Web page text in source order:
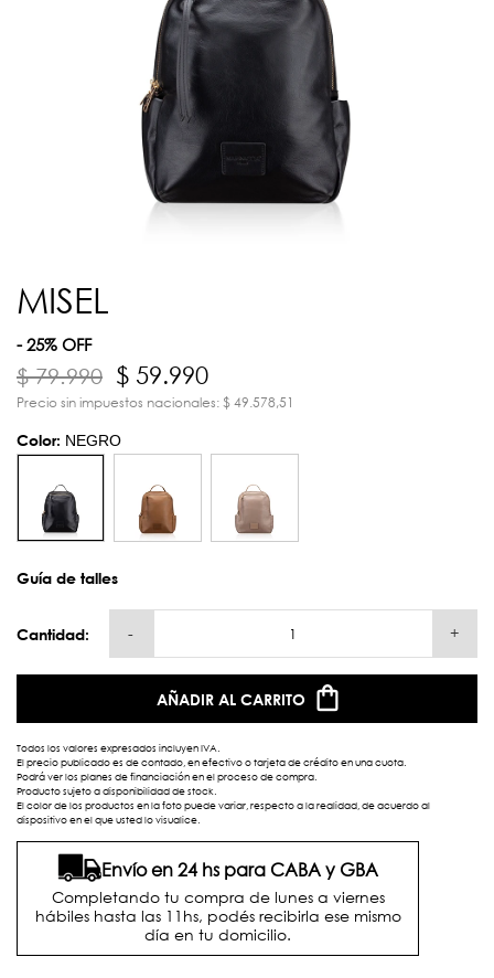
MISEL
- 25% OFF
$ 79.990 $ 59.990
Precio sin impuestos nacionales: $ 49.578,51
Color: NEGRO
Guía de talles
Cantidad: - +
AÑADIR AL CARRITO
Todos los valores expresados incluyen IVA.
El precio publicado es de contado, en efectivo o tarjeta de crédito en una cuota.
Podrá ver los planes de financiación en el proceso de compra.
Producto sujeto a disponibilidad de stock.
El color de los productos en la foto puede variar, respecto a la realidad, de acuerdo al
dispositivo en el que usted lo visualice.
Envío en 24 hs para CABA y GBA
Completando tu compra de lunes a viernes
hábiles hasta las 11hs, podés recibirla ese mismo
día en tu domicilio.